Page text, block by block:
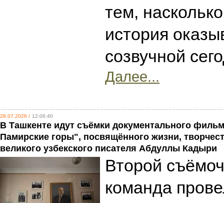
тем,
история
созвучной
Далее...
28.07.2026 / 12:06:40
В Ташкенте идут съёмки документального
Памирские горы", посвящённого жизни,
великого узбекского писателя Абдуллы Кадыри
Второй
команда